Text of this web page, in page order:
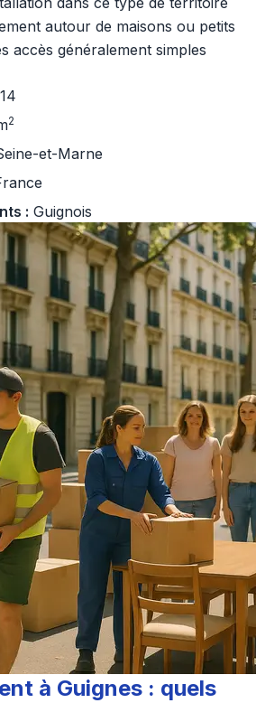
autour de maisons ou petits
accès généralement simples
2
et-Marne
: Guignois
à Guignes : quels